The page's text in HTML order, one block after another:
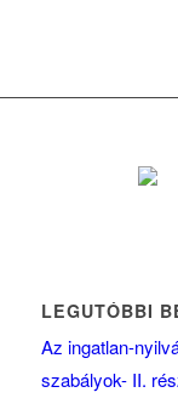
LEGUTÓBBI
Az ingatlan-
szabályok- II.